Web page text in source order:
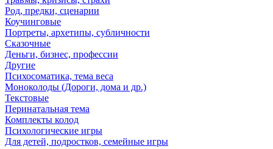
Род, предки, сценарии
Коучинговые
Портреты, архетипы, субличности
Сказочные
Деньги, бизнес, профессии
Другие
Психосоматика, тема веса
Моноколоды (Дороги, дома и др.)
Текстовые
Перинатальная тема
Комплекты колод
Психологические игры
Для детей, подростков, семейные игры